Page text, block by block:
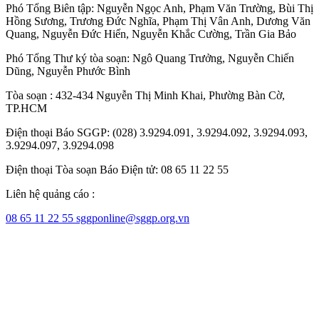
Phó Tổng Biên tập: Nguyễn Ngọc Anh, Phạm Văn Trường, Bùi Thị
Hồng Sương, Trương Đức Nghĩa, Phạm Thị Vân Anh, Dương Văn
Quang, Nguyễn Đức Hiển, Nguyễn Khắc Cường, Trần Gia Bảo
Phó Tổng Thư ký tòa soạn: Ngô Quang Trưởng, Nguyễn Chiến
Dũng, Nguyễn Phước Bình
Tòa soạn : 432-434 Nguyễn Thị Minh Khai, Phường Bàn Cờ,
TP.HCM
Điện thoại Báo SGGP: (028) 3.9294.091, 3.9294.092, 3.9294.093,
3.9294.097, 3.9294.098
Điện thoại Tòa soạn Báo Điện tử: 08 65 11 22 55
Liên hệ quảng cáo :
08 65 11 22 55 sggponline@sggp.org.vn